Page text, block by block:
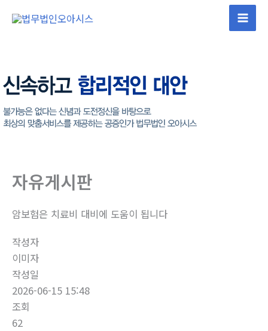
너
뛰
기
Main
자유게시판
암보험은 치료비 대비에 도움이 됩니다
작성자
이미자
작성일
2026-06-15 15:48
조회
62